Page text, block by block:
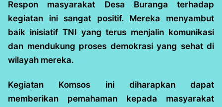
Respon masyarakat Desa Buranga terhadap
kegiatan ini sangat positif. Mereka menyambut
baik inisiatif TNI yang terus menjalin komunikasi
dan mendukung proses demokrasi yang sehat di
wilayah mereka.
Kegiatan Komsos ini diharapkan dapat
memberikan pemahaman kepada masyarakat